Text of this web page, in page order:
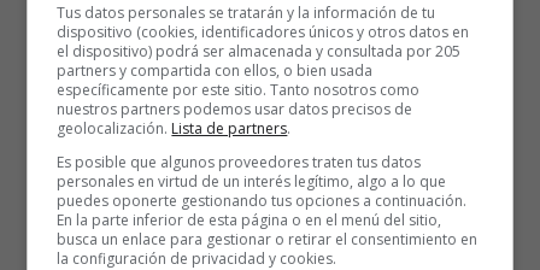
Tus datos personales se tratarán y la información de tu
dispositivo (cookies, identificadores únicos y otros datos en
el dispositivo) podrá ser almacenada y consultada por 205
partners y compartida con ellos, o bien usada
específicamente por este sitio. Tanto nosotros como
nuestros partners podemos usar datos precisos de
geolocalización. Lista de partners.
Es posible que algunos proveedores traten tus datos
personales en virtud de un interés legítimo, algo a lo que
puedes oponerte gestionando tus opciones a continuación.
En la parte inferior de esta página o en el menú del sitio,
busca un enlace para gestionar o retirar el consentimiento en
la configuración de privacidad y cookies.